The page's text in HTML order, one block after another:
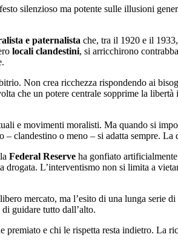
silenzioso ma potente sulle illusioni
e paternalista che, tra il 1920 e il
locali clandestini, si arricchirono
Non crea ricchezza rispondendo ai
che un potere centrale sopprime la
e movimenti moralisti. Ma quando si
clandestino o meno – si adatta sempre.
Federal Reserve ha gonfiato
L’interventismo non si limita a
mercato, ma l’esito di una lunga serie
guidare tutto dall’alto.
e chi le rispetta resta indietro. La